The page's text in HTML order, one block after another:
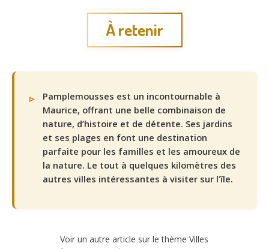
À retenir
Pamplemousses est un incontournable à
Maurice, offrant une belle combinaison de
nature, d’histoire et de détente. Ses jardins
et ses plages en font une destination
parfaite pour les familles et les amoureux de
la nature. Le tout à quelques kilomètres des
autres villes intéressantes à visiter sur l’île.
Voir un autre article sur le thème Villes